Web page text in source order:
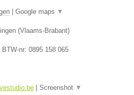
Google maps ▼
(Vlaams-Brabant)
, BTW-nr: 0895 158 065
Screenshot ▼